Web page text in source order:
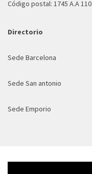
Código postal: 1745 A.A 110
Directorio
Sede Barcelona
Sede San antonio
Sede Emporio